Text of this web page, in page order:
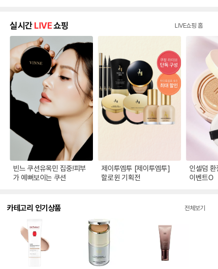
실시간LIVE쇼핑 LIVE쇼핑 홈
빈느 쿠션유목민 집중!피부
가 예뻐보이는 쿠션
제이투엠투 [제이투엠투]
할로윈 기획전
인셀덤 환
이벤트O
카테고리 인기상품 전체보기